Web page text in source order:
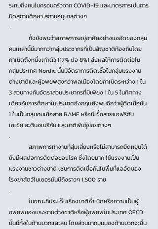
ระทบถึงคนในครอบครัวจาก COVID-19 และมาตรการเช่นการ
ปิดสถานศึกษา สถานอนุบาลต่างๆ
.
คนเหล่านี้มีมากกว่ากลุ่มประชากรที่เป็นสัญชาติท้องถิ่นโดย
กำเนิดถึงหนึ่งเท่าตัว (17% ต่อ 8%) ส่งผลให้การติดต่อใน
กลุ่มประเทศ Nordic นั้นมีอัตราการติดเชื้อในกลุ่มแรงงาน
ต่างชาติและผู้อพยพสูงกว่าพลเมืองโดยกำเนิดระหว่าง 1 ใน
3 สวนทางกับอัตราส่วนประชากรที่มีเพียง 1 ใน 5 ในทิศทาง
เดียวกันการศึกษาในประเทศอังกฤษยังพบอีกว่าผู้ติดเชื้อนั้น
1 ในเป็นกลุ่มคนเชื้อสาย BAME หรือมีเชื้อสายแอฟริกัน
เอเชีย ละตินอเมริกัน และชาติพันธุ์ย่อยต่างๆ
.
ยังมีผลต่อการติดต่อของโรค ซึ่งโดยมาก ใช้แรงงานเป็น
แรงงานชาวต่างชาติ เช่นการติดเชื้อกันในพื้นที่แออัดของ
โรงฆ่าสัตว์ในเยอรมันนีถึงราวๆ 1,500 ราย
.
อพยพของแรงงานต่างชาติหรือผู้อพยพในประเทศ OECD
นั้นมีทั้งในด้านบวกและลบ โดยส่วนมากมุมมองด้านบวกจะขึ้น